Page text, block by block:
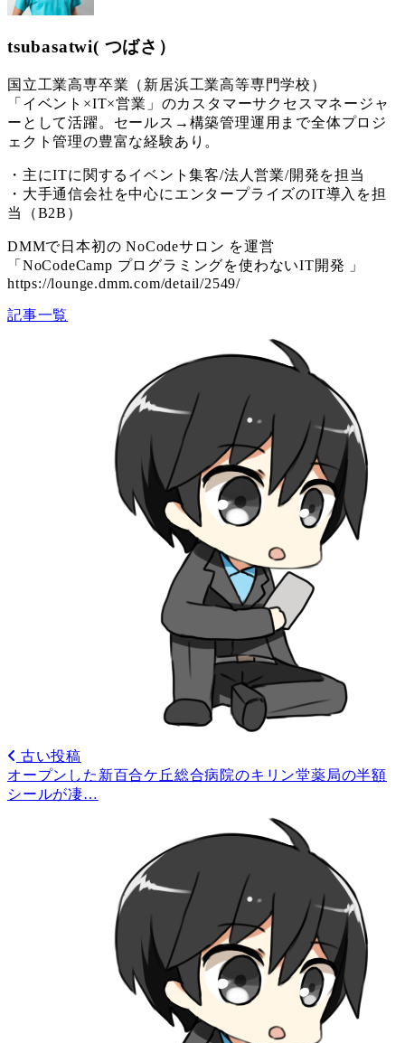
tsubasatwi( つばさ）
国立工業高専卒業（新居浜工業高等専門学校）
「イベント×IT×営業」のカスタマーサクセスマネージャ
ーとして活躍。セールス→構築管理運用まで全体プロジ
ェクト管理の豊富な経験あり。
・主にITに関するイベント集客/法人営業/開発を担当
・大手通信会社を中心にエンタープライズのIT導入を担
当（B2B）
DMMで日本初の NoCodeサロン を運営
「NoCodeCamp プログラミングを使わないIT開発 」
https://lounge.dmm.com/detail/2549/
記事一覧
古い投稿
オープンした新百合ケ丘総合病院のキリン堂薬局の半額
シールが凄…